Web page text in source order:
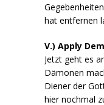
hat entfernen
V.) Apply
Jetzt geht es
Dämonen
Diener der
hier nochmal